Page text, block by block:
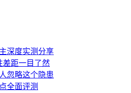
深度实测分享
差距一目了然
忽略这个隐患
全面评测